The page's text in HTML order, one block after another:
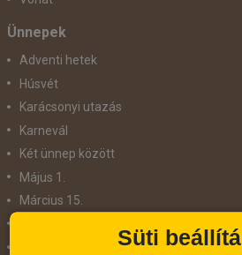
Ünnepek
Adventi hetek
Húsvét
Karácsonyi utazás
Karnevál
Két ünnep között
Május 1.
Március 15.
Süti